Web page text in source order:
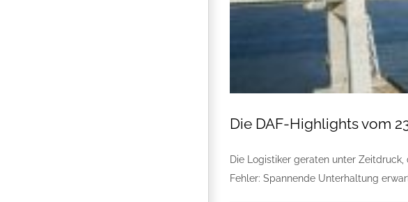
Die DAF-Highlights vom
Die Logistiker geraten unter
Fehler: Spannende Unterhaltung